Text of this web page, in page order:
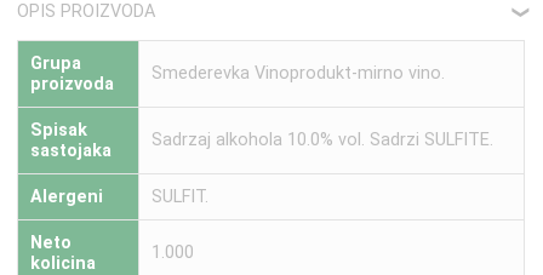
OPIS PROIZVODA ❮
Grupa
proizvoda
Smederevka Vinoprodukt-mirno vino.
Spisak
sastojaka
Sadrzaj alkohola 10.0% vol. Sadrzi SULFITE.
Alergeni SULFIT.
Neto
kolicina
1.000